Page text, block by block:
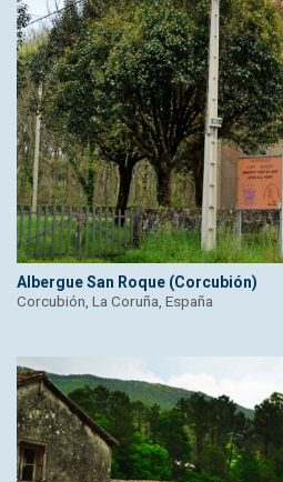
Albergue San Roque (Corcubión)
Corcubión, La Coruña, España